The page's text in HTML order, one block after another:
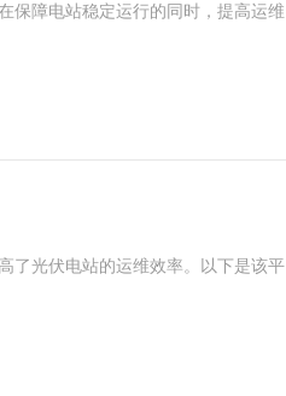
保障电站稳定运行的同时，提高运维
了光伏电站的运维效率。以下是该平